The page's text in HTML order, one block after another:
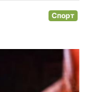
Спорт